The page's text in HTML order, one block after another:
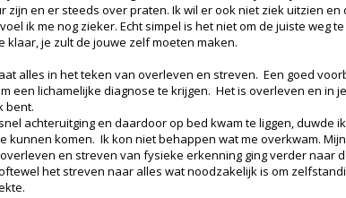
zijn en er steeds over praten. Ik wil er ook niet ziek uitzien en
ik me nog zieker. Echt simpel is het niet om de juiste weg te
klaar, je zult de jouwe zelf moeten maken.
alles in het teken van overleven en streven. Een goed
een lichamelijke diagnose te krijgen. Het is overleven en in
bent.
achteruitging en daardoor op bed kwam te liggen, duwde
kunnen komen. Ik kon niet behappen wat me overkwam.
en streven van fysieke erkenning ging verder naar
het streven naar alles wat noodzakelijk is om